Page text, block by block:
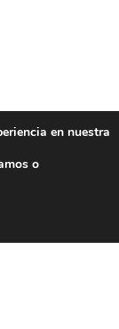
en nuestra
o